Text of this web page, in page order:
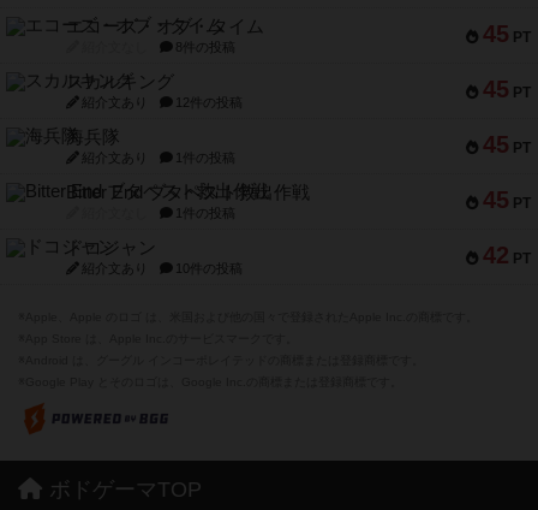
45 PT
エコーズ・オブ・タイム
8件の投稿
45 PT
スカルキング
紹介文あり 12件の投稿
45 PT
海兵隊
紹介文あり 1件の投稿
45 PT
Bitter End ブタペスト救出作戦
1件の投稿
42 PT
ドコジャン
紹介文あり 10件の投稿
ボドゲーマTOP